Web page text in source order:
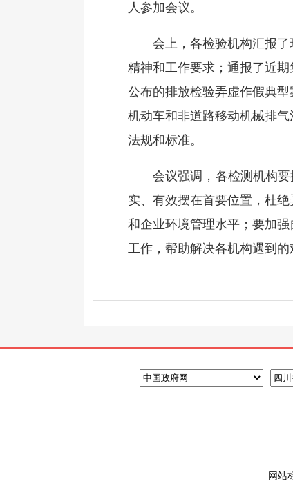
人参加会议。
会上，各检验机构汇报了
精神和工作要求；通报了近
公布的排放检验弄虚作假典
机动车和非道路移动机械排
法规和标准。
会议强调，各检测机构要
实、有效摆在首要位置，杜
和企业环境管理水平；要加
工作，帮助解决各机构遇到
网站